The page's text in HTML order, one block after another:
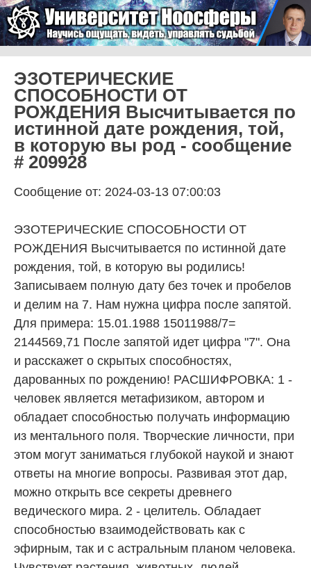
Университет Ноосферы
ЭЗОТЕРИЧЕСКИЕ
СПОСОБНОСТИ ОТ
РОЖДЕНИЯ Высчитывается по
истинной дате рождения, той,
в которую вы род - сообщение
# 209928
Сообщение от: 2024-03-13 07:00:03
ЭЗОТЕРИЧЕСКИЕ СПОСОБНОСТИ ОТ
РОЖДЕНИЯ Высчитывается по истинной дате
рождения, той, в которую вы родились!
Записываем полную дату без точек и пробелов
и делим на 7. Нам нужна цифра после запятой.
Для примера: 15.01.1988 15011988/7=
2144569,71 После запятой идет цифра "7". Она
и расскажет о скрытых способностях,
дарованных по рождению! РАСШИФРОВКА: 1 -
человек является метафизиком, автором и
обладает способностью получать информацию
из ментального поля. Творческие личности, при
этом могут заниматься глубокой наукой и знают
ответы на многие вопросы. Развивая этот дар,
можно открыть все секреты древнего
ведического мира. 2 - целитель. Обладает
способностью взаимодействовать как с
эфирным, так и с астральным планом человека.